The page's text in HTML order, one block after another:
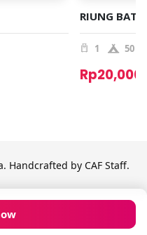
RIUNG
1 50
Rp20,000
Handcrafted by CAF Staff.